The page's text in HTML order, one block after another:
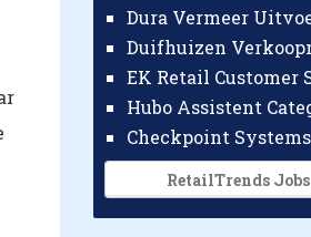
RetailTrends Jobs